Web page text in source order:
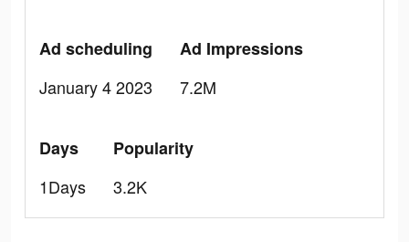
Ad scheduling
January 4 2023
Ad Impressions
7.2M
Days
1Days
Popularity
3.2K